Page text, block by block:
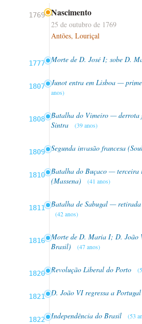
1769 Nascimento
25 de outubro de 1769
Antões, Louriçal
1777 Morte de D. José I; sobe D.
1807 Junot entra em Lisboa —
anos)
1808
Batalha do Vimeiro — derrota
Sintra
(39 anos)
1809 Segunda invasão francesa
1810
Batalha do Buçaco — terceira
(Massena)
(41 anos)
1811 Batalha de Sabugal — retirada
(42 anos)
1816
Morte de D. Maria I; D. João
Brasil)
(47 anos)
1820 Revolução Liberal do Porto
1821 D. João VI regressa a Portugal
1822 Independência do Brasil (53